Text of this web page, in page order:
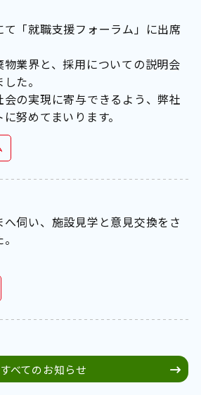
「就職支援フォーラム」に出席
業界と、採用についての説明会
た。
の実現に寄与できるよう、弊社
努めてまいります。
伺い、施設見学と意見交換をさ
すべてのお知らせ